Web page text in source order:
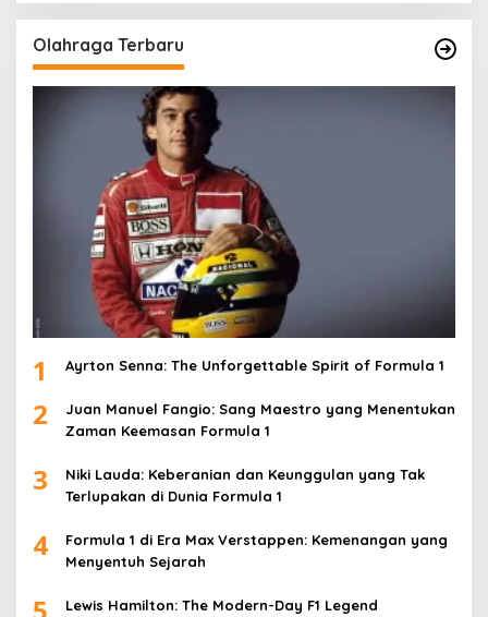
Olahraga Terbaru
1 Ayrton Senna: The Unforgettable Spirit of Formula 1
2
Juan Manuel Fangio: Sang Maestro yang Menentukan
Zaman Keemasan Formula 1
3
Niki Lauda: Keberanian dan Keunggulan yang Tak
Terlupakan di Dunia Formula 1
4
Formula 1 di Era Max Verstappen: Kemenangan yang
Menyentuh Sejarah
5 Lewis Hamilton: The Modern-Day F1 Legend